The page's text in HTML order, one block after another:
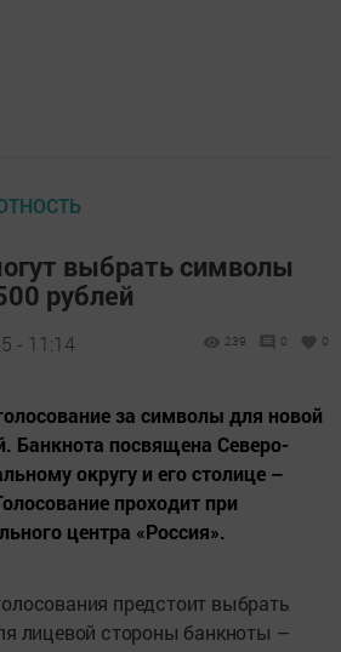
выбрать символы
рублей
- 11:14 239 0 0
за символы для новой
Банкнота посвящена Северо-
округу и его столице –
проходит при
центра «Россия».
предстоит выбрать
лицевой стороны банкноты –